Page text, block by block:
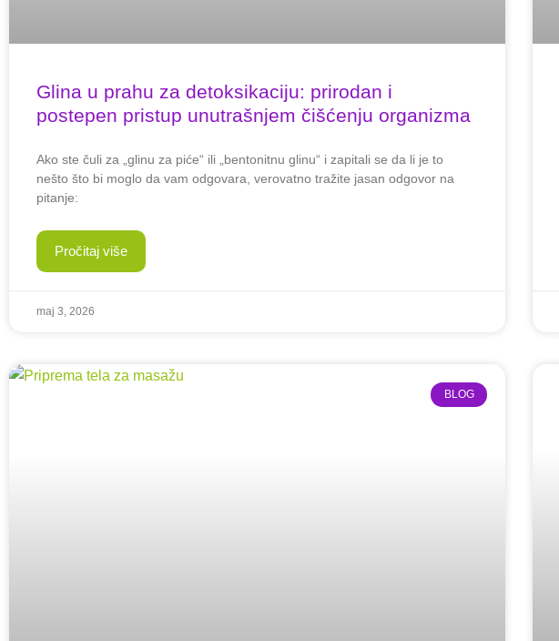
Glina u prahu za detoksikaciju: prirodan i
postepen pristup unutrašnjem čišćenju organizma
Ako ste čuli za „glinu za piće“ ili „bentonitnu glinu“ i zapitali se da li je to
nešto što bi moglo da vam odgovara, verovatno tražite jasan odgovor na
pitanje:
Pročitaj više
maj 3, 2026
BLOG